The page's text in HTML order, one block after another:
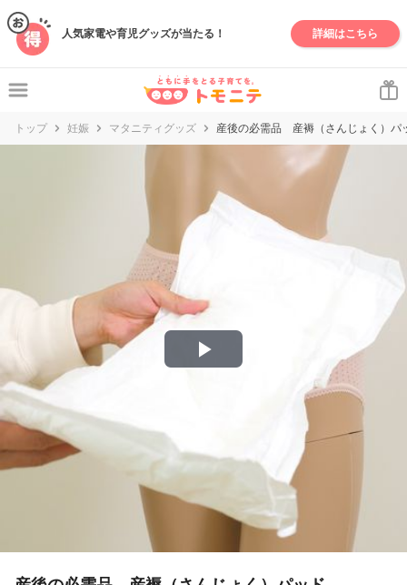
人気家電や育児グッズが当たる！ 詳細はこちら
トップ 妊娠 マタニティグッズ 産後の必需品 産褥（さんじょく）パ
P
a
i